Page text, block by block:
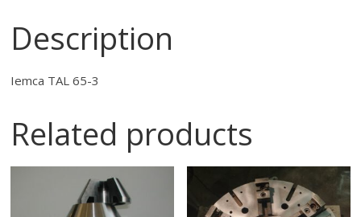
Description
Iemca TAL 65-3
Related products